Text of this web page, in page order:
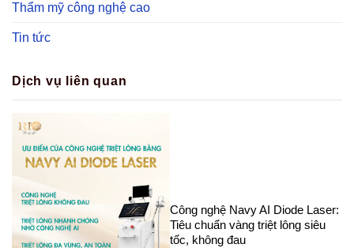
Thẩm mỹ công nghệ cao
Tin tức
Dịch vụ liên quan
Công nghệ Navy AI Diode Laser:
Tiêu chuẩn vàng triệt lông siêu
tốc, không đau